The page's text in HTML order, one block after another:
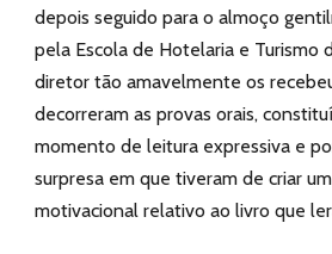
depois seguido para o almoço
pela Escola de Hotelaria e Turismo
diretor tão amavelmente os
decorreram as provas orais,
momento de leitura expressiva e
surpresa em que tiveram de criar um
motivacional relativo ao livro que